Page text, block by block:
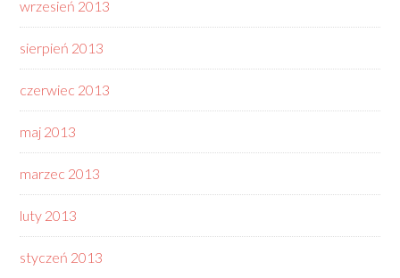
wrzesień 2013
sierpień 2013
czerwiec 2013
maj 2013
marzec 2013
luty 2013
styczeń 2013